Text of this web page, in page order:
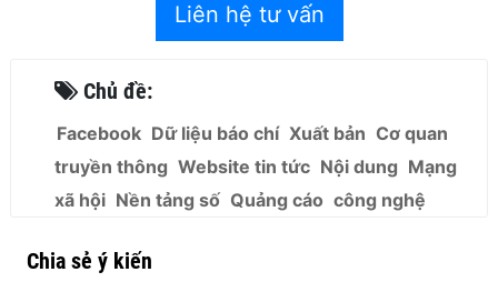
Liên hệ tư vấn
Chủ đề:
Facebook Dữ liệu báo chí Xuất bản Cơ quan
truyền thông Website tin tức Nội dung Mạng
xã hội Nền tảng số Quảng cáo công nghệ
Chia sẻ ý kiến